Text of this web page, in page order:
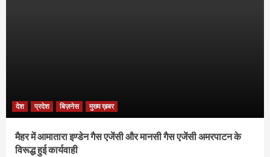
देश प्रदेश बिज़नेस मुख्य ख़बर
मैहर में आमातारा इण्डेन गैस एजेंसी और मानसी गैस एजेंसी अमरपाटन के
विरूद्ध हुई कार्यवाही